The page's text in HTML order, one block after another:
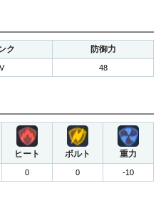
ク 防御力
V 48
ヒート ボルト 重力
0 0 -10